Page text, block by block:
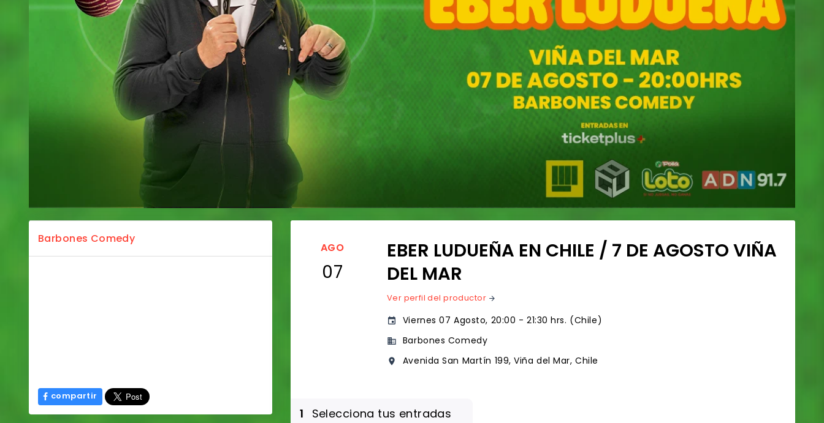
Barbones Comedy
compartir
AGO
07
EBER LUDUEÑA EN CHILE / 7 DE AGOSTO VIÑA
DEL MAR
Ver perfil del productor arrow_forward
event Viernes 07 Agosto, 20:00 - 21:30 hrs. (Chile)
business Barbones Comedy
place Avenida San Martín 199, Viña del Mar, Chile
Selecciona tus entradas
1